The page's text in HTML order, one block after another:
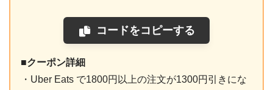
コードをコピーする
■クーポン詳細
・Uber Eats で1800円以上の注文が1300円引きにな